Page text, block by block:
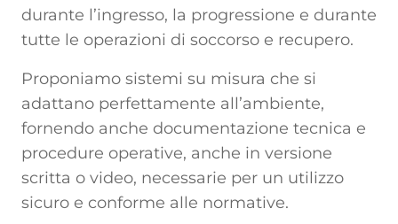
durante l’ingresso, la progressione e durante
tutte le operazioni di soccorso e recupero.
Proponiamo sistemi su misura che si
adattano perfettamente all’ambiente,
fornendo anche documentazione tecnica e
procedure operative, anche in versione
scritta o video, necessarie per un utilizzo
sicuro e conforme alle normative.